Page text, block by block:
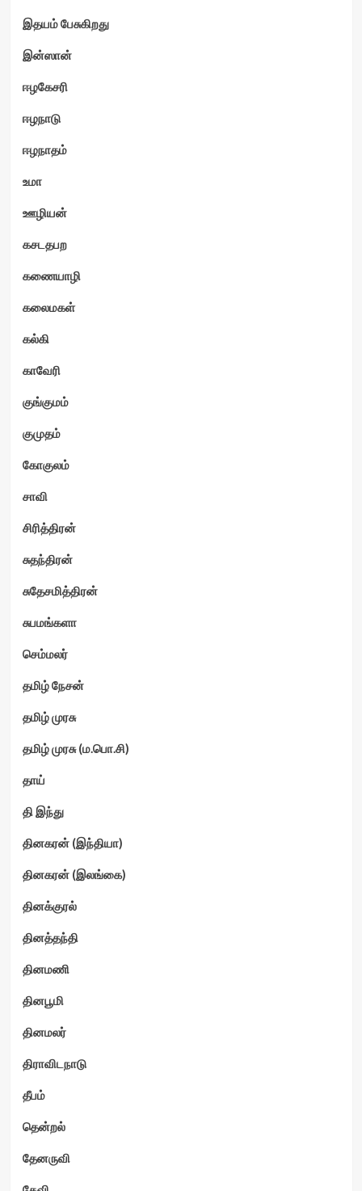
இதயம் பேசுகிறது
இன்ஸான்
ஈழகேசரி
ஈழநாடு
ஈழநாதம்
உமா
ஊழியன்
கசடதபற
கணையாழி
கலைமகள்
கல்கி
காவேரி
குங்குமம்
குமுதம்
கோகுலம்
சாவி
சிரித்திரன்
சுதந்திரன்
சுதேசமித்திரன்
சுபமங்களா
செம்மலர்
தமிழ் நேசன்
தமிழ் முரசு
தமிழ் முரசு (ம.பொ.சி)
தாய்
தி இந்து
தினகரன் (இந்தியா)
தினகரன் (இலங்கை)
தினக்குரல்
தினத்தந்தி
தினமணி
தினபூமி
தினமலர்
திராவிடநாடு
தீபம்
தென்றல்
தேனருவி